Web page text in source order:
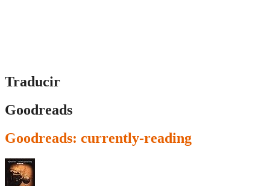
Traducir
Goodreads
Goodreads: currently-reading